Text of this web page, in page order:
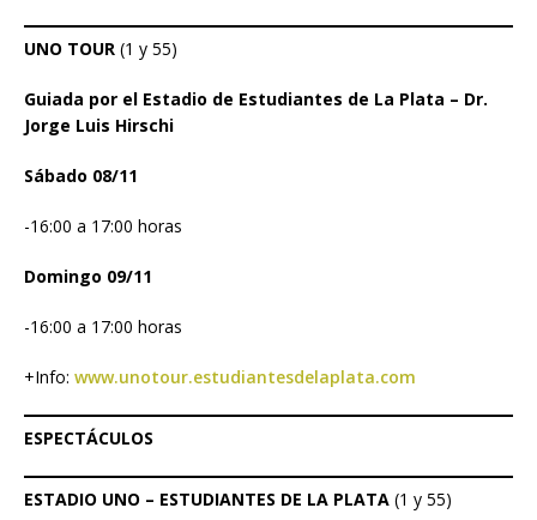
UNO TOUR (1 y 55)
Guiada por el Estadio de Estudiantes de La Plata – Dr.
Jorge Luis Hirschi
Sábado 08/11
-16:00 a 17:00 horas
Domingo 09/11
-16:00 a 17:00 horas
+Info: www.unotour.estudiantesdelaplata.com
ESPECTÁCULOS
ESTADIO UNO – ESTUDIANTES DE LA PLATA (1 y 55)